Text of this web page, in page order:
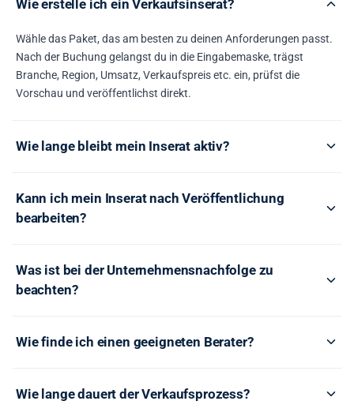
Wie erstelle ich ein Verkaufsinserat?
Wähle das Paket, das am besten zu deinen Anforderungen passt.
Nach der Buchung gelangst du in die Eingabemaske, trägst
Branche, Region, Umsatz, Verkaufspreis etc. ein, prüfst die
Vorschau und veröffentlichst direkt.
Wie lange bleibt mein Inserat aktiv?
Kann ich mein Inserat nach Veröffentlichung
bearbeiten?
Was ist bei der Unternehmensnachfolge zu
beachten?
Wie finde ich einen geeigneten Berater?
Wie lange dauert der Verkaufsprozess?